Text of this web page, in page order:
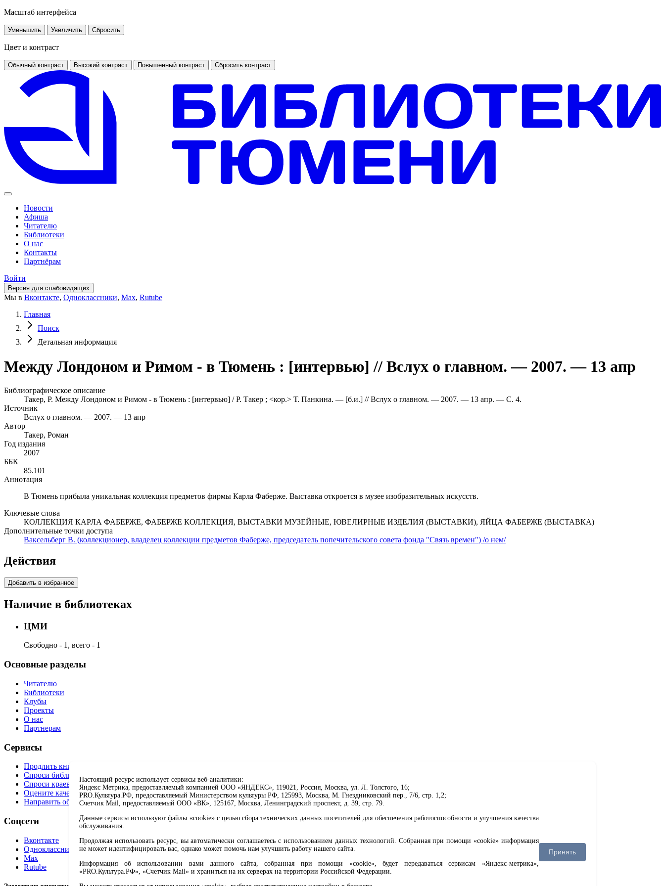
Масштаб интерфейса
Уменьшить Увеличить Сбросить
Цвет и контраст
Обычный контраст Высокий контраст Повышенный контраст Сбросить контраст
Новости
Афиша
Читателю
Библиотеки
О нас
Контакты
Партнёрам
Войти
Версия для слабовидящих
Мы в Вконтакте, Одноклассники, Max, Rutube
Главная
Поиск
Детальная информация
Между Лондоном и Римом - в Тюмень : [интервью] // Вслух о главном. — 2007. — 13 апр
Библиографическое описание
Такер, Р. Между Лондоном и Римом - в Тюмень : [интервью] / Р. Такер ; <кор.> Т. Панкина. — [б.и.] // Вслух о главном. — 2007. — 13 апр. — С. 4.
Источник
Вслух о главном. — 2007. — 13 апр
Автор
Такер, Роман
Год издания
2007
ББК
85.101
Аннотация
В Тюмень прибыла уникальная коллекция предметов фирмы Карла Фаберже. Выставка откроется в музее изобразительных искусств.
Ключевые слова
КОЛЛЕКЦИЯ КАРЛА ФАБЕРЖЕ, ФАБЕРЖЕ КОЛЛЕКЦИЯ, ВЫСТАВКИ МУЗЕЙНЫЕ, ЮВЕЛИРНЫЕ ИЗДЕЛИЯ (ВЫСТАВКИ), ЯЙЦА ФАБЕРЖЕ (ВЫСТАВКА)
Дополнительные точки доступа
Ваксельберг В. (коллекционер, владелец коллекции предметов Фаберже, председатель попечительского совета фонда "Связь времен") /о нем/
Действия
Добавить в избранное
Наличие в библиотеках
ЦМИ
Свободно - 1, всего - 1
Основные разделы
Читателю
Библиотеки
Клубы
Проекты
О нас
Партнерам
Сервисы
Продлить книгу
Спроси библиотекаря
Спроси краеведа
Оцените качество услуг
Направить обращение директору
Соцсети
Вконтакте
Одноклассники
Max
Rutube
Настоящий ресурс использует сервисы веб-аналитики:
Яндекс Метрика, предоставляемый компанией ООО «ЯНДЕКС», 119021, Россия, Москва, ул. Л. Толстого, 16;
PRO.Культура.РФ, предоставляемый Министерством культуры РФ, 125993, Москва, М. Гнездниковский пер., 7/6, стр. 1,2;
Счетчик Mail, предоставляемый ООО «ВК», 125167, Москва, Ленинградский проспект, д. 39, стр. 79.
Данные сервисы используют файлы «cookie» с целью сбора технических данных посетителей для обеспечения работоспособности и улучшения качества
обслуживания.
Продолжая использовать ресурс, вы автоматически соглашаетесь с использованием данных технологий. Собранная при помощи «cookie» информация
не может идентифицировать вас, однако может помочь нам улучшить работу нашего сайта.
Информация об использовании вами данного сайта, собранная при помощи «cookie», будет передаваться сервисам «Яндекс-метрика»,
«PRO.Культура.РФ», «Счетчик Mail» и храниться на их серверах на территории Российской Федерации.
Принять